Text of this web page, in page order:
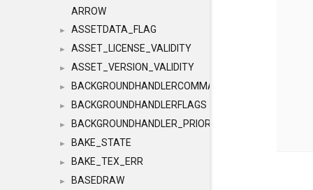
ARROW
► ASSETDATA_FLAG
► ASSET_LICENSE_VALIDITY
► ASSET_VERSION_VALIDITY
► BACKGROUNDHANDLERCOMMAND
► BACKGROUNDHANDLERFLAGS
► BACKGROUNDHANDLER_PRIORITY
► BAKE_STATE
► BAKE_TEX_ERR
► BASEDRAW